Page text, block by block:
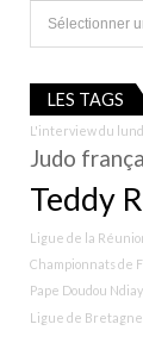
Archives
LES TAGS
L'interview du
Judo
Teddy
Ligue de la
Championnats de
Pape Doudou
Ligue de Bretagne